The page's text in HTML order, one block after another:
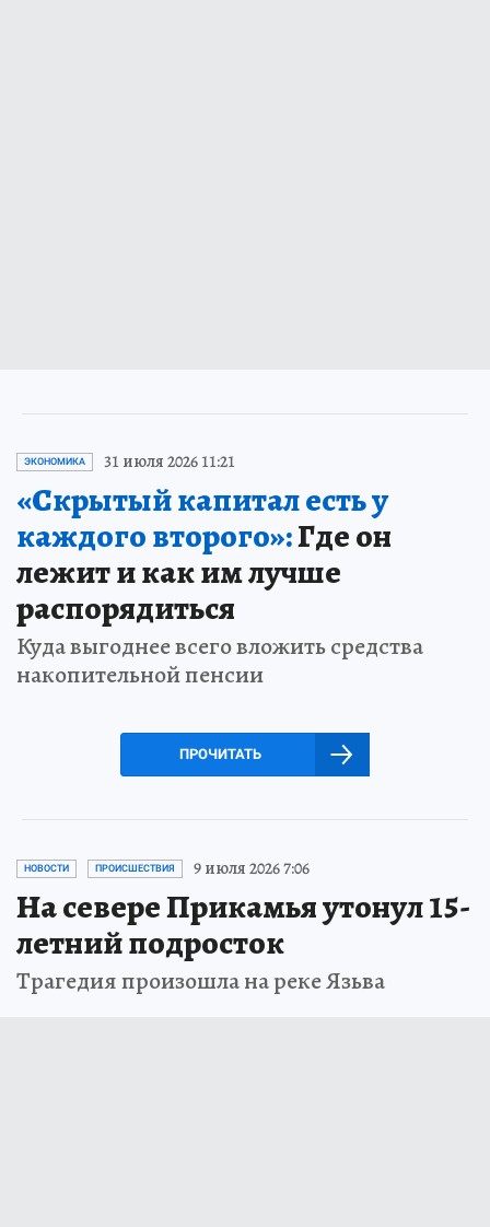
ЭКОНОМИКА 31 июля 2026 11:21
«Скрытый капитал есть у
каждого второго»:Где он
лежит и как им лучше
распорядиться
Куда выгоднее всего вложить средства
накопительной пенсии
ПРОЧИТАТЬ
НОВОСТИ ПРОИСШЕСТВИЯ 9 июля 2026 7:06
На севере Прикамья утонул 15-
летний подросток
Трагедия произошла на реке Язьва